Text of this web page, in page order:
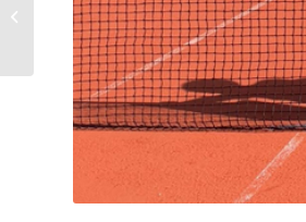
Bureau 2025-2026 des autorités
communales